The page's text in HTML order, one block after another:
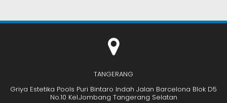
TANGERANG
Griya Estetika Pools Puri Bintaro Indah Jalan Barcelona Blok D5
No.10 Kel.Jombang Tangerang Selatan